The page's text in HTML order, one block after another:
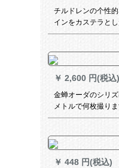
チルドレンの个性
インをカステラと
光子供给部屋の寝
します。
￥ 2,600 円(税込)
金蝉オーダのシリ
メトルで何枚撮りま
￥ 448 円(税込)